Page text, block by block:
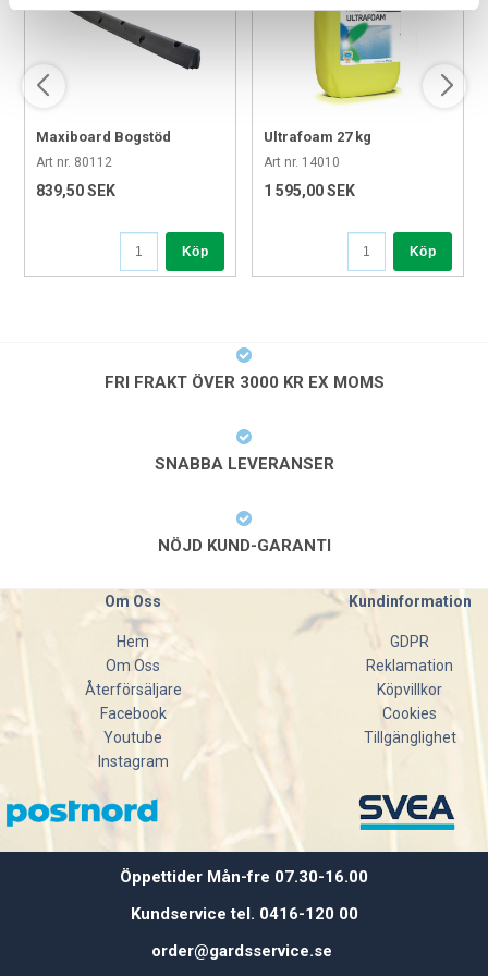
Maxiboard Bogstöd
11x13x175 cm
Art nr. 80112
839,50 SEK
Köp
Ultrafoam 27 kg
Art nr. 14010
1 595,00 SEK
Köp
FRI FRAKT ÖVER 3000 KR EX MOMS
SNABBA LEVERANSER
NÖJD KUND-GARANTI
Om Oss
Hem
Om Oss
Återförsäljare
Facebook
Youtube
Instagram
Kundinformation
GDPR
Reklamation
Köpvillkor
Cookies
Tillgänglighet
Öppettider Mån-fre 07.30-16.00
Kundservice tel. 0416-120 00
order@gardsservice.se